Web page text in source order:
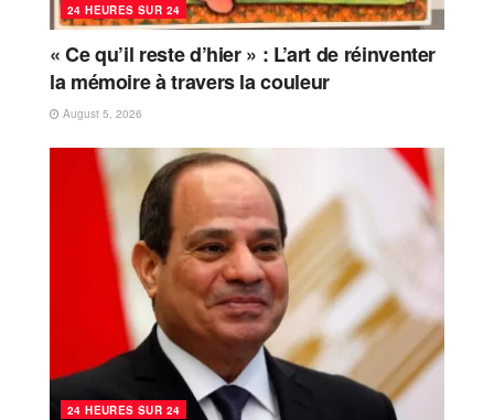
24 HEURES SUR 24
« Ce qu’il reste d’hier » : L’art de réinventer
la mémoire à travers la couleur
August 5, 2026
24 HEURES SUR 24